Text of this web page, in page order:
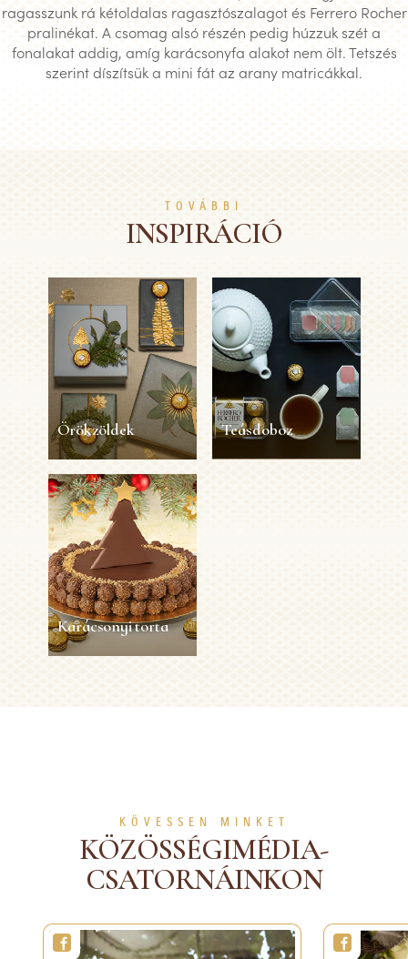
ragasszunk rá kétoldalas ragasztószalagot és Ferrero Rocher
pralinékat. A csomag alsó részén pedig húzzuk szét a
fonalakat addig, amíg karácsonyfa alakot nem ölt. Tetszés
szerint díszítsük a mini fát az arany matricákkal.
TOVÁBBI
INSPIRÁCIÓ
Örökzöldek
Örökzöldek
45 perc 1 személy Könnyű
MUTASS TÖBBET
Teásdoboz
Karácsonyi torta
KÖVESSEN MINKET
KÖZÖSSÉGIMÉDIA-
CSATORNÁINKON